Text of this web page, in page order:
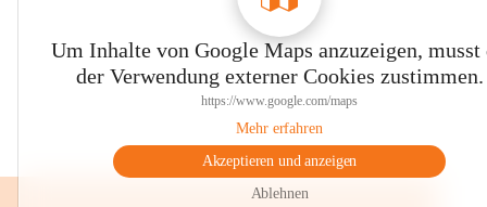
Um Inhalte von Google Maps anzuzeigen, musst
der Verwendung externer Cookies zustimmen.
https://www.google.com/maps
Mehr erfahren
Akzeptieren und anzeigen
Ablehnen